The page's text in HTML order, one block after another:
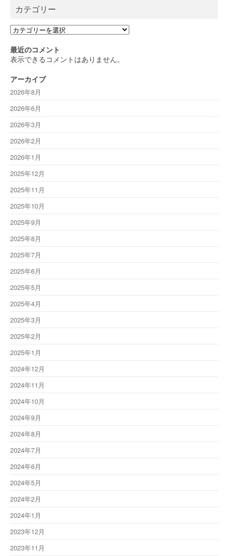
カテゴリー
カ
ゴ
リ
最近のコメント
表示できるコメントはありません。
アーカイブ
2026年8月
2026年6月
2026年3月
2026年2月
2026年1月
2025年12月
2025年11月
2025年10月
2025年9月
2025年8月
2025年7月
2025年6月
2025年5月
2025年4月
2025年3月
2025年2月
2025年1月
2024年12月
2024年11月
2024年10月
2024年9月
2024年8月
2024年7月
2024年6月
2024年5月
2024年2月
2024年1月
2023年12月
2023年11月